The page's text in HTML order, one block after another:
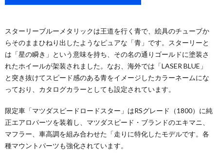
スターリーブルーメタリックは王道を行く青で、絵具のチューブか
らそのままひねり出したようなピュアな「青」です。スターリーと
は「星の瞬き」という意味を持ち、その名の通りゴールドに塗装さ
れたホイールが架装されました。なお、海外では「LASER BLUE」
と突き抜けてスピード感のある青をイメージしたカラーネームにな
っており、カタログカラーとしても設定されています。
限定車「マツダスピードロードスター」はRSグレード（1800）に純
正エアロパーツを装着し、マツダスピード・ブランドのエキマニ、
マフラー、車高調を組み合わせた「走りに特化したモデルです。各
種マウントパーツも強化されています。